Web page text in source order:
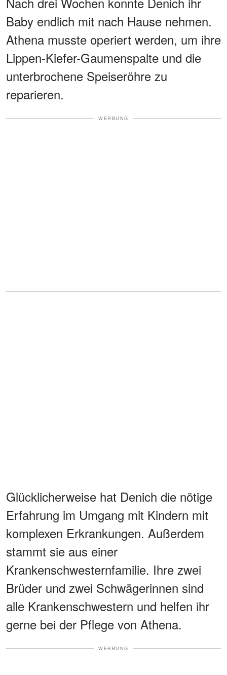
Baby endlich mit nach Hause nehmen.
Athena musste operiert werden, um ihre
Lippen-Kiefer-Gaumenspalte und die
unterbrochene Speiseröhre zu
reparieren.
WERBUNG
Glücklicherweise hat Denich die nötige
Erfahrung im Umgang mit Kindern mit
komplexen Erkrankungen. Außerdem
stammt sie aus einer
Krankenschwesternfamilie. Ihre zwei
Brüder und zwei Schwägerinnen sind
alle Krankenschwestern und helfen ihr
gerne bei der Pflege von Athena.
WERBUNG